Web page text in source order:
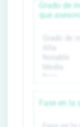
Grado de
que
Fase en la